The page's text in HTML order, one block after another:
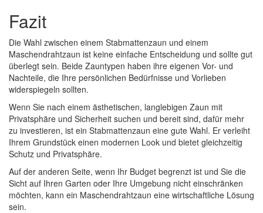
Fazit
Die Wahl zwischen einem Stabmattenzaun und einem
Maschendrahtzaun ist keine einfache Entscheidung und sollte gut
überlegt sein. Beide Zauntypen haben ihre eigenen Vor- und
Nachteile, die Ihre persönlichen Bedürfnisse und Vorlieben
widerspiegeln sollten.
Wenn Sie nach einem ästhetischen, langlebigen Zaun mit
Privatsphäre und Sicherheit suchen und bereit sind, dafür mehr
zu investieren, ist ein Stabmattenzaun eine gute Wahl. Er verleiht
Ihrem Grundstück einen modernen Look und bietet gleichzeitig
Schutz und Privatsphäre.
Auf der anderen Seite, wenn Ihr Budget begrenzt ist und Sie die
Sicht auf Ihren Garten oder Ihre Umgebung nicht einschränken
möchten, kann ein Maschendrahtzaun eine wirtschaftliche Lösung
sein.